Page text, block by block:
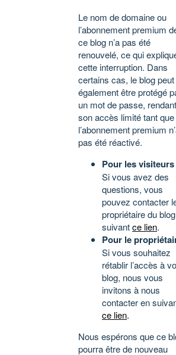
Le nom de domaine ou
l’abonnement premium
ce blog n’a pas été
renouvelé, ce qui
cette interruption. Dans
certains cas, le blog peut
également être protégé
un mot de passe, rendant
son accès limité tant que
l’abonnement premium
pas été réactivé.
Pour les visiteurs
Si vous avez des
questions, vous
pouvez contacter
propriétaire du
suivantce lien.
Pour le
Si vous souhaitez
rétablir l’accès à
blog, nous vous
invitons à nous
contacter en
ce lien.
Nous espérons que ce
pourra être de nouveau